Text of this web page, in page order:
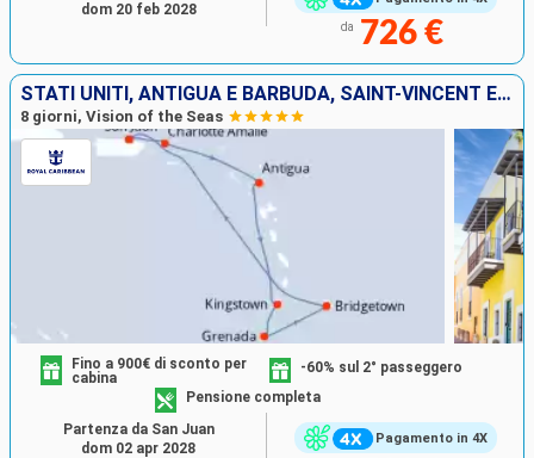
da 726 €
dom 20 feb 2028
STATI UNITI, ANTIGUA E BARBUDA, SAINT-VINCENT E LE GRENADINE, GRENADA, BARBADOS, PORTORICO
8 giorni, Vision of the Seas
Pagamento in 4X
Fino a 900€ di sconto per
cabina
-60% sul 2° passeggero
Pensione completa
Partenza da San Juan
dom 02 apr 2028